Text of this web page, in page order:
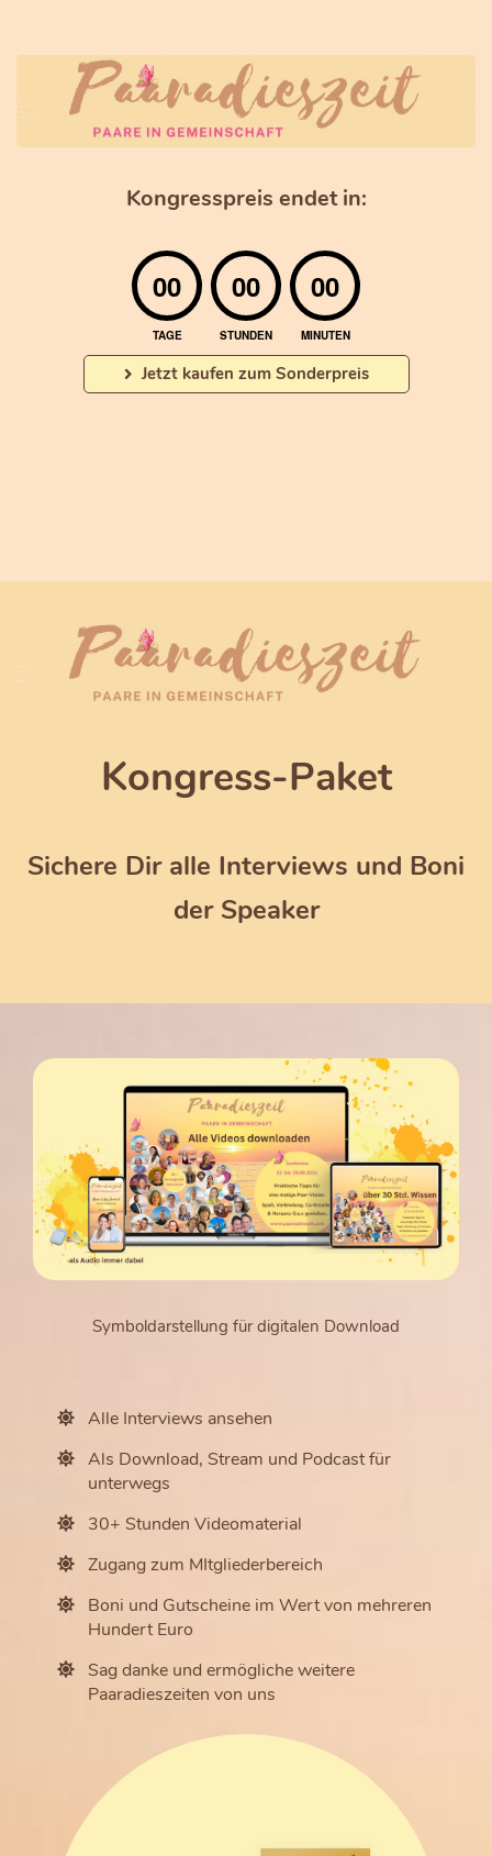
Kongresspreis endet in:
00
TAGE
00
STUNDEN
00
MINUTEN
Jetzt kaufen zum Sonderpreis
Kongress-Paket
Sichere Dir alle Interviews und Boni
der Speaker
Symboldarstellung für digitalen Download
Alle Interviews ansehen
Als Download, Stream und Podcast für
unterwegs
30+ Stunden Videomaterial
Zugang zum MItgliederbereich
Boni und Gutscheine im Wert von mehreren
Hundert Euro
Sag danke und ermögliche weitere
Paaradieszeiten von uns